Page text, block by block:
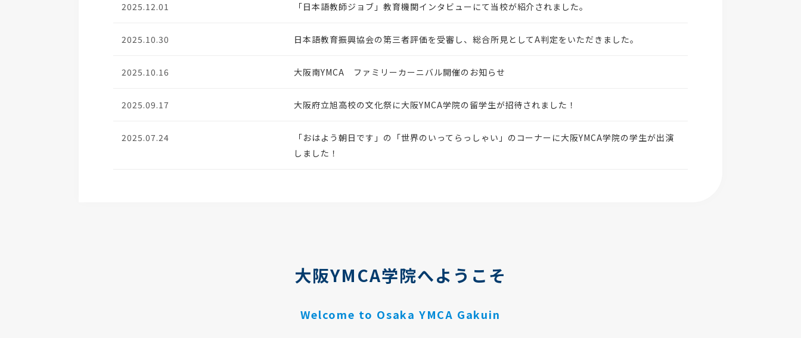
2025.12.01 「日本語教師ジョブ」教育機関インタビューにて当校が紹介されました。
2025.10.30 日本語教育振興協会の第三者評価を受審し、総合所見としてA判定をいただきました。
2025.10.16 大阪南YMCA ファミリーカーニバル開催のお知らせ
2025.09.17 大阪府立旭高校の文化祭に大阪YMCA学院の留学生が招待されました！
2025.07.24
「おはよう朝日です」の「世界のいってらっしゃい」のコーナーに大阪YMCA学院の学生が出演
しました！
大阪YMCA学院へようこそ
Welcome to Osaka YMCA Gakuin